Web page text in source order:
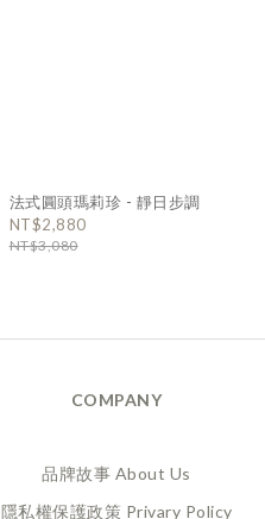
法式圓頭瑪莉珍 - 靜日步調
NT$2,880
NT$3,080
COMPANY
品牌故事 About Us
隱私權保護政策 Privary Policy